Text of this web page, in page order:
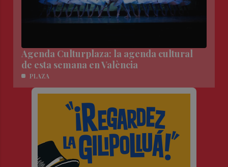
Agenda Culturplaza: la agenda cultural
de esta semana en València
PLAZA